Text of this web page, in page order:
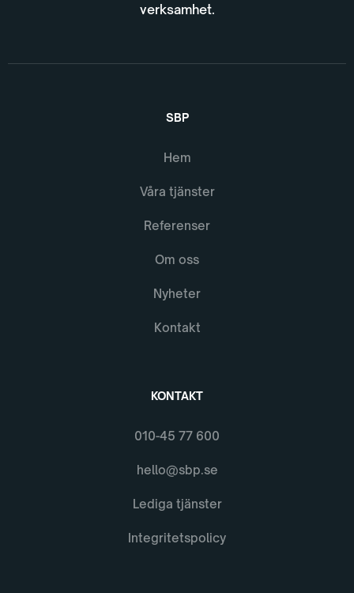
verksamhet.
SBP
Hem
Våra tjänster
Referenser
Om oss
Nyheter
Kontakt
KONTAKT
010-45 77 600
hello@sbp.se
Lediga tjänster
Integritetspolicy